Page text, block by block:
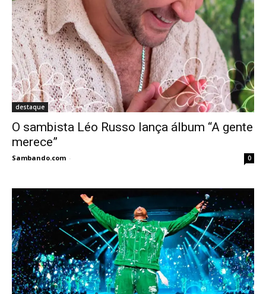
destaque
O sambista Léo Russo lança álbum “A gente
merece”
Sambando.com - 0